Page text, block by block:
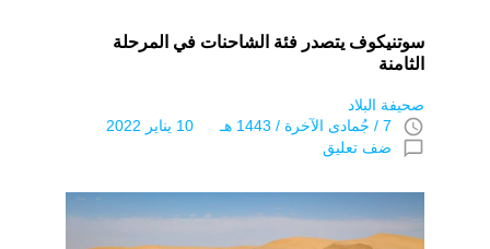
سوتنيكوف يتصدر فئة الشاحنات في المرحلة
الثامنة
صحيفة البلاد
access_time 7 / جُمادى اﻵخرة / 1443 هـ 10 يناير 2022
chat_bubble_outline ضف تعليق